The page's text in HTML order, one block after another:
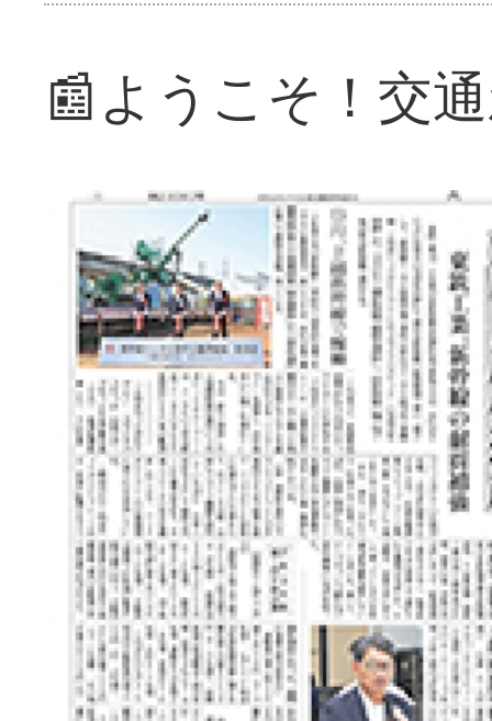
📰ようこそ！交